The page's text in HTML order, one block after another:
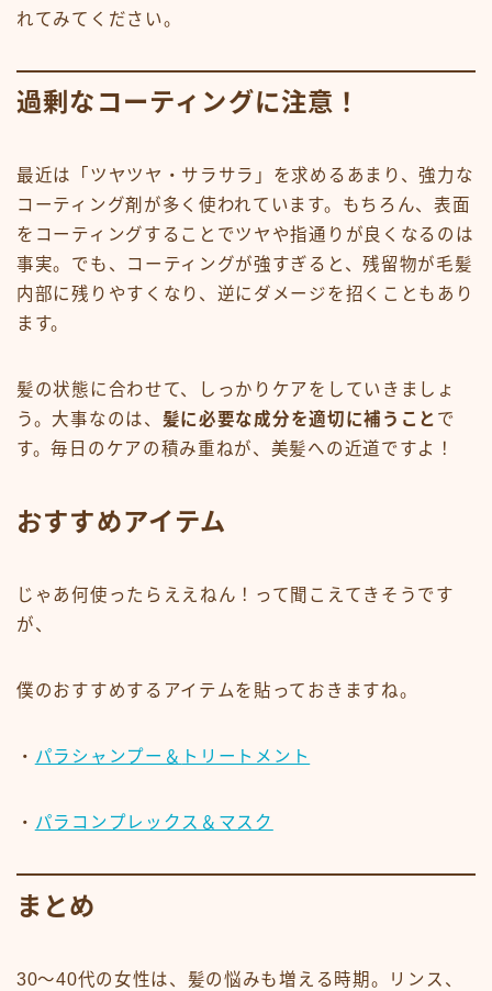
れてみてください。
過剰なコーティングに注意！
最近は「ツヤツヤ・サラサラ」を求めるあまり、強力な
コーティング剤が多く使われています。もちろん、表面
をコーティングすることでツヤや指通りが良くなるのは
事実。でも、コーティングが強すぎると、残留物が毛髪
内部に残りやすくなり、逆にダメージを招くこともあり
ます。
髪の状態に合わせて、しっかりケアをしていきましょ
う。大事なのは、 髪に必要な成分を適切に補うこと で
す。毎日のケアの積み重ねが、美髪への近道ですよ！
おすすめアイテム
じゃあ何使ったらええねん！って聞こえてきそうです
が、
僕のおすすめするアイテムを貼っておきますね。
・ パラシャンプー＆ トリートメント
・ パラコンプレックス＆マスク
まとめ
30〜40代の女性は、髪の悩みも増える時期。リンス、